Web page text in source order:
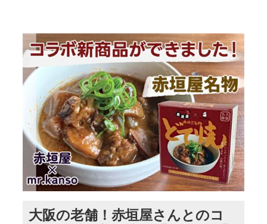
大阪の老舗！赤垣屋さんとのコ